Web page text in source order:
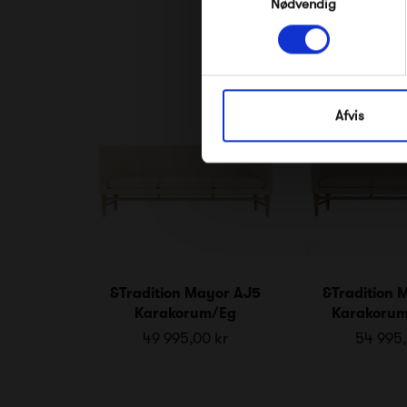
Nødvendig
Afvis
&Tradition Mayor AJ5
Karakorum/Eg
49 995,00 kr
&Tradition
54